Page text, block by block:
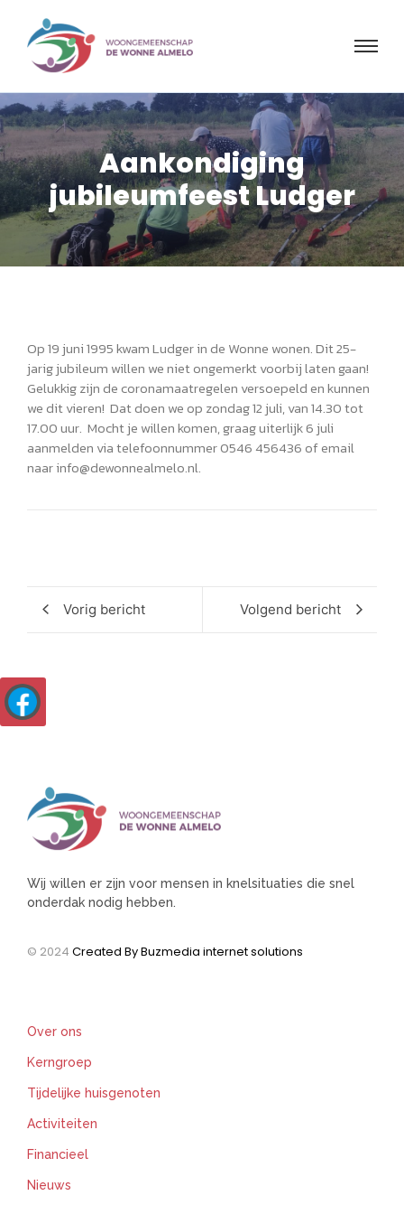
Aankondiging
jubileumfeest Ludger
Op 19 juni 1995 kwam Ludger in de Wonne wonen. Dit 25-
jarig jubileum willen we niet ongemerkt voorbij laten gaan!
Gelukkig zijn de coronamaatregelen versoepeld en kunnen
we dit vieren! Dat doen we op zondag 12 juli, van 14.30 tot
17.00 uur. Mocht je willen komen, graag uiterlijk 6 juli
aanmelden via telefoonnummer 0546 456436 of email
naar info@dewonnealmelo.nl.
Vorig bericht Volgend bericht
Wij willen er zijn voor mensen in knelsituaties die snel
onderdak nodig hebben.
© 2024 Created By Buzmedia internet solutions
Over ons
Kerngroep
Tijdelijke huisgenoten
Activiteiten
Financieel
Nieuws